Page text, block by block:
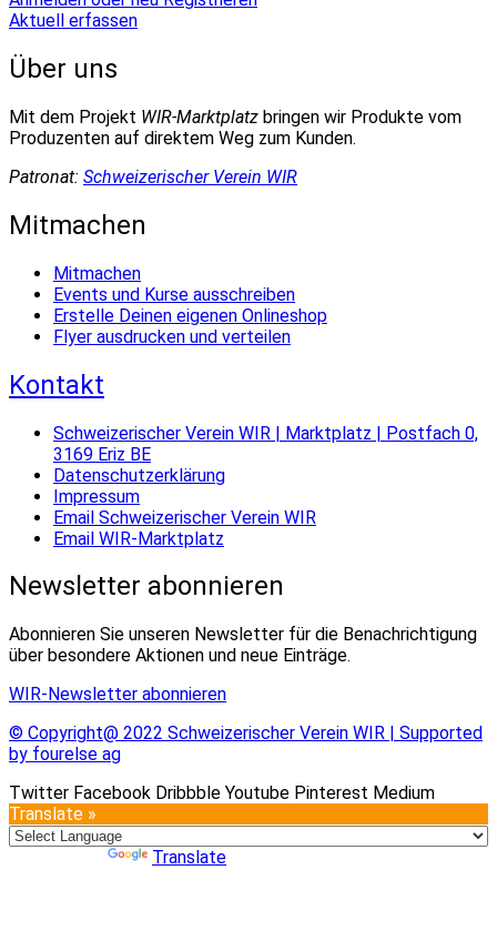
Aktuell erfassen
Über uns
Mit dem Projekt WIR-Marktplatz bringen wir Produkte vom
Produzenten auf direktem Weg zum Kunden.
Patronat: Schweizerischer Verein WIR
Mitmachen
Mitmachen
Events und Kurse ausschreiben
Erstelle Deinen eigenen Onlineshop
Flyer ausdrucken und verteilen
Kontakt
Schweizerischer Verein WIR | Marktplatz | Postfach 0,
3169 Eriz BE
Datenschutzerklärung
Impressum
Email Schweizerischer Verein WIR
Email WIR-Marktplatz
Newsletter abonnieren
Abonnieren Sie unseren Newsletter für die Benachrichtigung
über besondere Aktionen und neue Einträge.
WIR-Newsletter abonnieren
© Copyright@ 2022 Schweizerischer Verein WIR | Supported
by fourelse ag
Twitter Facebook Dribbble Youtube Pinterest Medium
Translate »
Translate